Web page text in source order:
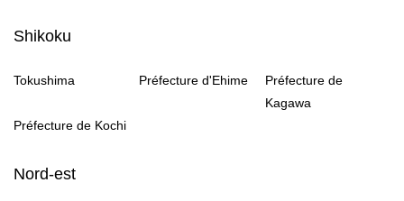
Shikoku
Tokushima Préfecture d'Ehime
Préfecture de
Kagawa
Préfecture de Kochi
Nord-est